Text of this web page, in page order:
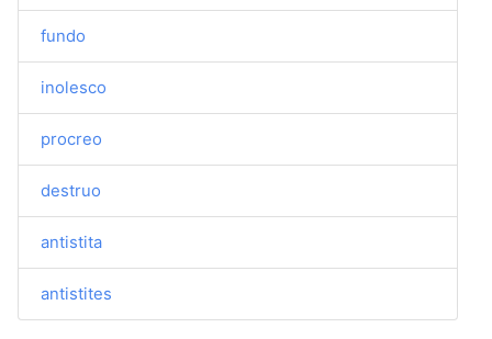
fundo
inolesco
procreo
destruo
antistita
antistites